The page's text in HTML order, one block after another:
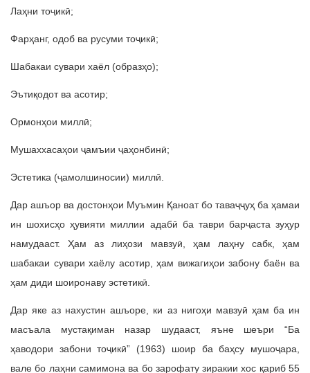
Лаҳни тоҷикӣ;
Фарҳанг, одоб ва русуми тоҷикӣ;
Шабакаи сувари хаёл (образҳо);
Эътиқодот ва асотир;
Ормонҳои миллӣ;
Мушаххасаҳои ҷамъии ҷаҳонбинӣ;
Эстетика (ҷамолшиносии) миллӣ.
Дар ашъор ва достонҳои Муъмин Қаноат бо таваҷҷуҳ ба ҳамаи
ин шохисҳо ҳувияти миллии адабӣ ба таври барҷаста зуҳур
намудааст. Ҳам аз лиҳози мавзуӣ, ҳам лаҳну сабк, ҳам
шабакаи сувари хаёлу асотир, ҳам вижагиҳои забону баён ва
ҳам диди шоиронаву эстетикӣ.
Дар яке аз нахустин ашъоре, ки аз нигоҳи мавзуӣ ҳам ба ин
масъала мустақиман назар шудааст, яъне шеъри “Ба
ҳаводори забони тоҷикӣ” (1963) шоир ба баҳсу мушоҷара,
вале бо лаҳни самимона ва бо зарофату зиракии хос қариб 55